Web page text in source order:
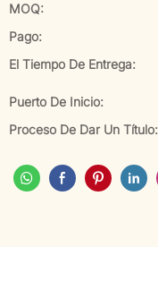
MOQ:
Pago:
El Tiempo De Entrega:
Puerto De Inicio:
Proceso De Dar Un Título: